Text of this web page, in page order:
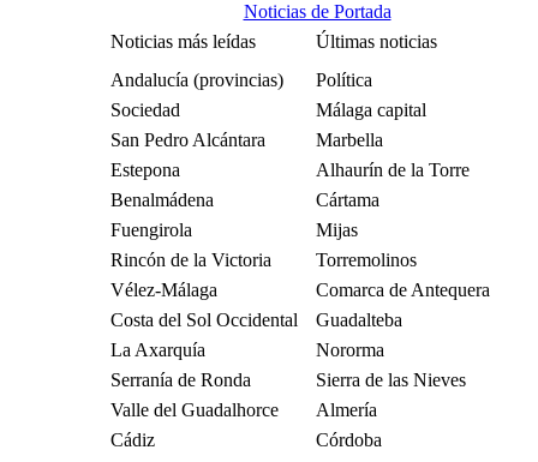
Noticias de Portada
Noticias más leídas
Últimas noticias
Andalucía (provincias)
Política
Sociedad
Málaga capital
San Pedro Alcántara
Marbella
Estepona
Alhaurín de la Torre
Benalmádena
Cártama
Fuengirola
Mijas
Rincón de la Victoria
Torremolinos
Vélez-Málaga
Comarca de Antequera
Costa del Sol Occidental
Guadalteba
La Axarquía
Nororma
Serranía de Ronda
Sierra de las Nieves
Valle del Guadalhorce
Almería
Cádiz
Córdoba